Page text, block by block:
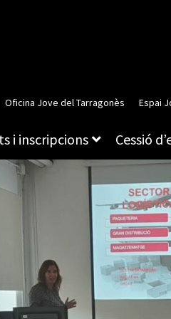
Oficina Jove del Tarragonès Espai
i inscripcions Cessió